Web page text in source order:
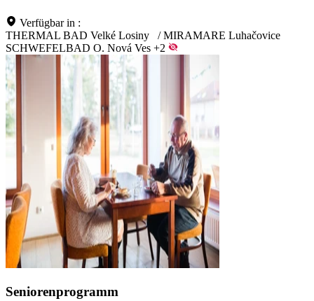
Verfügbar in :
THERMAL BAD Velké Losiny
/ MIRAMARE Luhačovice
SCHWEFELBAD O. Nová Ves +2
Seniorenprogramm